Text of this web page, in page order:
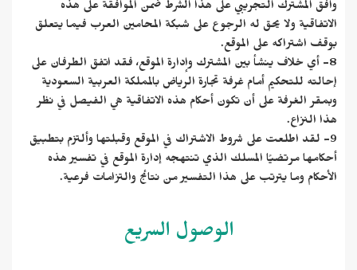
وافق المشترك التجريبي على هذا الشرط ضمن الموافقة على هذه
الاتفاقية ولا يحق له الرجوع على شبكة المحامين العرب فيما يتعلق
بوقف اشتراكه على الموقع.
8- أي خلاف ينشأ بين المشترك وإدارة الموقع، فقد اتفق الطرفان على
إحالته للتحكيم أمام غرفة تجارة الرياض بالمملكة العربية السعودية
وبمقر الغرفة على أن تكون أحكام هذه الاتفاقية هي الفيصل في نظر
هذا النزاع.
9- لقد اطلعت على شروط الاشتراك في الموقع وقبلتها وألتزم بتطبيق
أحكامها مرتضيًا المسلك الذي تنتهجه إدارة الموقع في تفسير هذه
الأحكام وما يترتب على هذا التفسير من نتائج والتزامات فرعية.
الوصول السريع